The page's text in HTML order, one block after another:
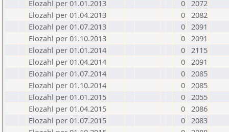
Elozahl per 01.01.2013
0 2072
Elozahl per 01.04.2013
0 2082
Elozahl per 01.07.2013
0 2091
Elozahl per 01.10.2013
0 2091
Elozahl per 01.01.2014
0 2115
Elozahl per 01.04.2014
0 2091
Elozahl per 01.07.2014
0 2085
Elozahl per 01.10.2014
0 2085
Elozahl per 01.01.2015
0 2055
Elozahl per 01.04.2015
0 2086
Elozahl per 01.07.2015
0 2083